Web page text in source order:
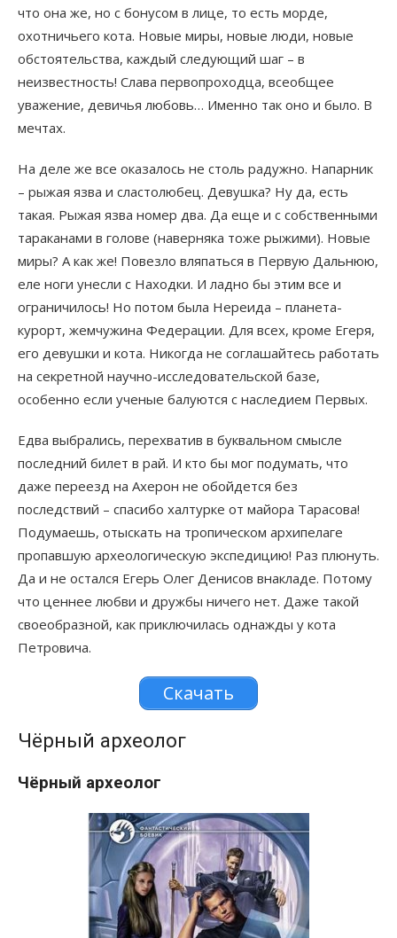
что она же, но с бонусом в лице, то есть морде,
охотничьего кота. Новые миры, новые люди, новые
обстоятельства, каждый следующий шаг – в
неизвестность! Слава первопроходца, всеобщее
уважение, девичья любовь… Именно так оно и было. В
мечтах.
На деле же все оказалось не столь радужно. Напарник
– рыжая язва и сластолюбец. Девушка? Ну да, есть
такая. Рыжая язва номер два. Да еще и с собственными
тараканами в голове (наверняка тоже рыжими). Новые
миры? А как же! Повезло вляпаться в Первую Дальнюю,
еле ноги унесли с Находки. И ладно бы этим все и
ограничилось! Но потом была Нереида – планета-
курорт, жемчужина Федерации. Для всех, кроме Егеря,
его девушки и кота. Никогда не соглашайтесь работать
на секретной научно-исследовательской базе,
особенно если ученые балуются с наследием Первых.
Едва выбрались, перехватив в буквальном смысле
последний билет в рай. И кто бы мог подумать, что
даже переезд на Ахерон не обойдется без
последствий – спасибо халтурке от майора Тарасова!
Подумаешь, отыскать на тропическом архипелаге
пропавшую археологическую экспедицию! Раз плюнуть.
Да и не остался Егерь Олег Денисов внакладе. Потому
что ценнее любви и дружбы ничего нет. Даже такой
своеобразной, как приключилась однажды у кота
Петровича.
Скачать
Чёрный археолог
Чёрный археолог